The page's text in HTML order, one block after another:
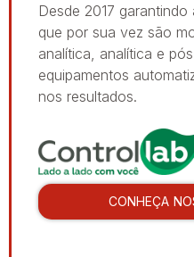
Desde 2017 garantindo
que por sua vez são
analítica, analítica e
equipamentos
nos resultados.
CONHEÇA